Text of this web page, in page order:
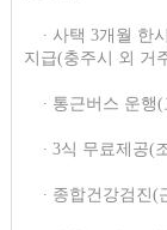
∙ 사택 3개월 한
지급(충주시 외 거
∙ 통근버스 운행(
∙ 3식 무료제공(
∙ 종합건강검진(